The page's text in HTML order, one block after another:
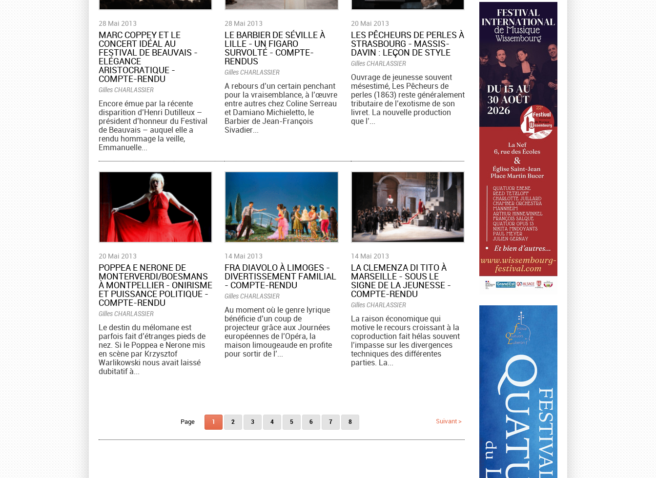
28 Mai 2013
MARC COPPEY ET LE
CONCERT IDÉAL AU
FESTIVAL DE BEAUVAIS -
ELÉGANCE
ARISTOCRATIQUE -
COMPTE-RENDU
Gilles CHARLASSIER
Encore émue par la récente
disparition d’Henri Dutilleux –
président d’honneur du Festival
de Beauvais – auquel elle a
rendu hommage la veille,
Emmanuelle...
28 Mai 2013
LE BARBIER DE SÉVILLE À
LILLE - UN FIGARO
SURVOLTÉ - COMPTE-
RENDUS
Gilles CHARLASSIER
A rebours d’un certain penchant
pour la vraisemblance, à l’œuvre
entre autres chez Coline Serreau
et Damiano Michieletto, le
Barbier de Jean-François
Sivadier...
20 Mai 2013
LES PÊCHEURS DE PERLES À
STRASBOURG - MASSIS-
DAVIN : LEÇON DE STYLE
Gilles CHARLASSIER
Ouvrage de jeunesse souvent
mésestimé, Les Pêcheurs de
perles (1863) reste généralement
tributaire de l’exotisme de son
livret. La nouvelle production
que l’...
20 Mai 2013
POPPEA E NERONE DE
MONTERVERDI/BOESMANS
À MONTPELLIER - ONIRISME
ET PUISSANCE POLITIQUE -
COMPTE-RENDU
Gilles CHARLASSIER
Le destin du mélomane est
parfois fait d’étranges pieds de
nez. Si le Poppea e Nerone mis
en scène par Krzysztof
Warlikowski nous avait laissé
dubitatif à...
14 Mai 2013
FRA DIAVOLO À LIMOGES -
DIVERTISSEMENT FAMILIAL
- COMPTE-RENDU
Gilles CHARLASSIER
Au moment où le genre lyrique
bénéficie d’un coup de
projecteur grâce aux Journées
européennes de l’Opéra, la
maison limougeaude en profite
pour sortir de l’...
14 Mai 2013
LA CLEMENZA DI TITO À
MARSEILLE - SOUS LE
SIGNE DE LA JEUNESSE -
COMPTE-RENDU
Gilles CHARLASSIER
La raison économique qui
motive le recours croissant à la
coproduction fait hélas souvent
l’impasse sur les divergences
techniques des différentes
parties. La...
1 2 3 4 5 6 7 8 Suivant >